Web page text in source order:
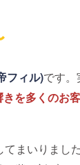
フィル)です
を多くのお
まいりまし